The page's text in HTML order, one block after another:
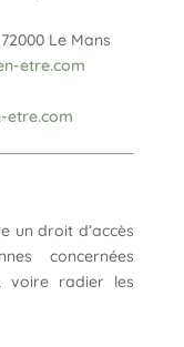
Le Mans
etre.com
etre.com
un droit d’accès
concernées
voire radier les